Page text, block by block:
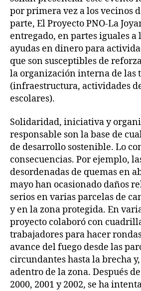
por primera vez a los vecinos
parte, El Proyecto PNO-La
entregado, en partes iguales a
ayudas en dinero para
que son susceptibles de
la organización interna de las
(infraestructura, actividades
escolares).
Solidaridad, iniciativa y
responsable son la base de
de desarrollo sostenible. Lo
consecuencias. Por ejemplo,
desordenadas de quemas en
mayo han ocasionado daños
serios en varias parcelas de
y en la zona protegida. En
proyecto colaboró con
trabajadores para hacer
avance del fuego desde las
circundantes hasta la brecha
adentro de la zona. Después
2000, 2001 y 2002, se ha